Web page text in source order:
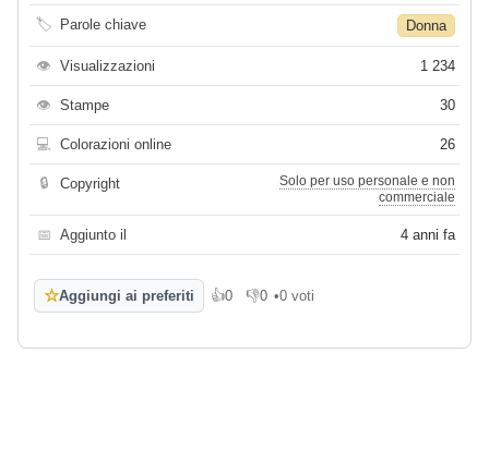
🏷 Parole chiave Donna
👁 Visualizzazioni 1 234
👁 Stampe 30
💻 Colorazioni online 26
🔒 Copyright
Solo per uso personale e non
commerciale
📅 Aggiunto il 4 anni fa
☆Aggiungi ai preferiti 👍0
Mi piace
👎0
Non mi piace
•0 voti